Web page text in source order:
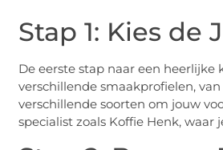
Stap 1: Kies de
De eerste stap naar een heerlijke
verschillende smaakprofielen,
verschillende soorten om jouw
specialist zoals Koffie Henk,